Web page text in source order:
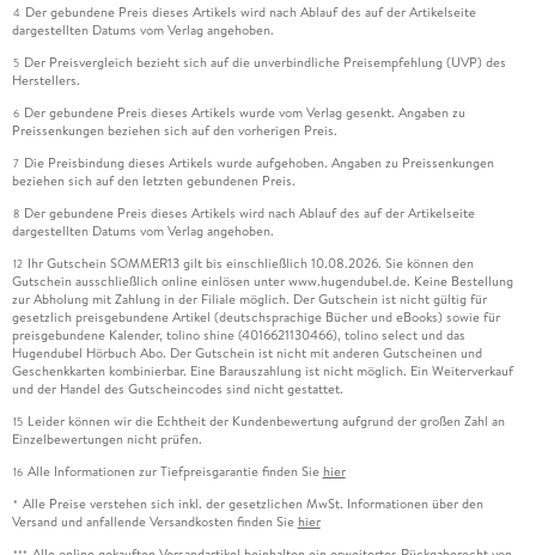
4 Der gebundene Preis dieses Artikels wird nach Ablauf des auf der Artikelseite
dargestellten Datums vom Verlag angehoben.
5 Der Preisvergleich bezieht sich auf die unverbindliche Preisempfehlung (UVP) des
Herstellers.
6 Der gebundene Preis dieses Artikels wurde vom Verlag gesenkt. Angaben zu
Preissenkungen beziehen sich auf den vorherigen Preis.
7 Die Preisbindung dieses Artikels wurde aufgehoben. Angaben zu Preissenkungen
beziehen sich auf den letzten gebundenen Preis.
8 Der gebundene Preis dieses Artikels wird nach Ablauf des auf der Artikelseite
dargestellten Datums vom Verlag angehoben.
12 Ihr Gutschein SOMMER13 gilt bis einschließlich 10.08.2026. Sie können den
Gutschein ausschließlich online einlösen unter www.hugendubel.de. Keine Bestellung
zur Abholung mit Zahlung in der Filiale möglich. Der Gutschein ist nicht gültig für
gesetzlich preisgebundene Artikel (deutschsprachige Bücher und eBooks) sowie für
preisgebundene Kalender, tolino shine (4016621130466), tolino select und das
Hugendubel Hörbuch Abo. Der Gutschein ist nicht mit anderen Gutscheinen und
Geschenkkarten kombinierbar. Eine Barauszahlung ist nicht möglich. Ein Weiterverkauf
und der Handel des Gutscheincodes sind nicht gestattet.
15 Leider können wir die Echtheit der Kundenbewertung aufgrund der großen Zahl an
Einzelbewertungen nicht prüfen.
16 Alle Informationen zur Tiefpreisgarantie finden Sie hier
* Alle Preise verstehen sich inkl. der gesetzlichen MwSt. Informationen über den
Versand und anfallende Versandkosten finden Sie hier